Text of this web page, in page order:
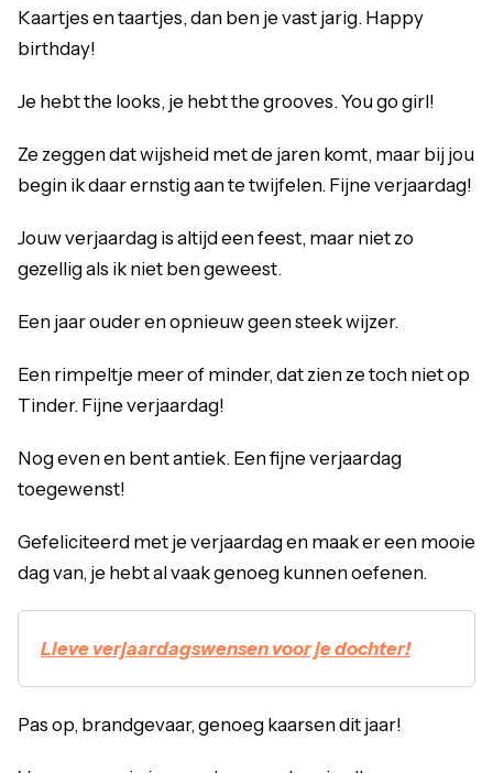
Kaartjes en taartjes, dan ben je vast jarig. Happy
birthday!
Je hebt the looks, je hebt the grooves. You go girl!
Ze zeggen dat wijsheid met de jaren komt, maar bij jou
begin ik daar ernstig aan te twijfelen. Fijne verjaardag!
Jouw verjaardag is altijd een feest, maar niet zo
gezellig als ik niet ben geweest.
Een jaar ouder en opnieuw geen steek wijzer.
Een rimpeltje meer of minder, dat zien ze toch niet op
Tinder. Fijne verjaardag!
Nog even en bent antiek. Een fijne verjaardag
toegewenst!
Gefeliciteerd met je verjaardag en maak er een mooie
dag van, je hebt al vaak genoeg kunnen oefenen.
Lieve verjaardagswensen voor je dochter!
Pas op, brandgevaar, genoeg kaarsen dit jaar!